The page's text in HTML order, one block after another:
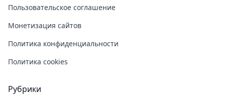
Пользовательское соглашение
Монетизация сайтов
Политика конфиденциальности
Политика cookies
Рубрики